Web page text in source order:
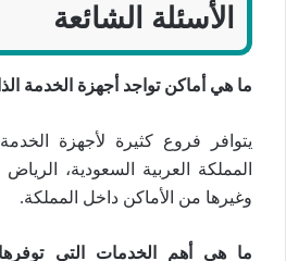
الأسئلة الشائعة
ما هي أماكن تواجد أجهزة الخدمة
يتوافر فروع كثيرة لأجهزة
المملكة العربية السعودية،
وغيرها من الأماكن داخل المملكة.
ما هي أهم الخدمات التي توفرها